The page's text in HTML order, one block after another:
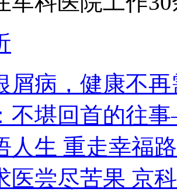
屑病，健康不
不堪回首的往
人生 重走幸福路
医尝尽苦果 京